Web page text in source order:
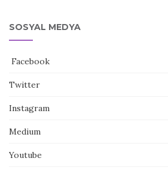
SOSYAL MEDYA
Facebook
Twitter
Instagram
Medium
Youtube